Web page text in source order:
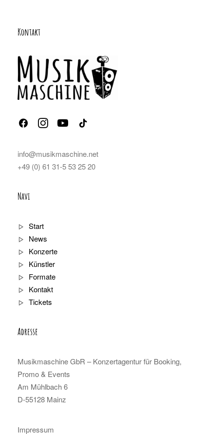
Kontakt
info@musikmaschine.net
+49 (0) 61 31-5 53 25 20
Navi
Start
News
Konzerte
Künstler
Formate
Kontakt
Tickets
Adresse
Musikmaschine GbR – Konzertagentur für Booking,
Promo & Events
Am Mühlbach 6
D-55128 Mainz
Impressum